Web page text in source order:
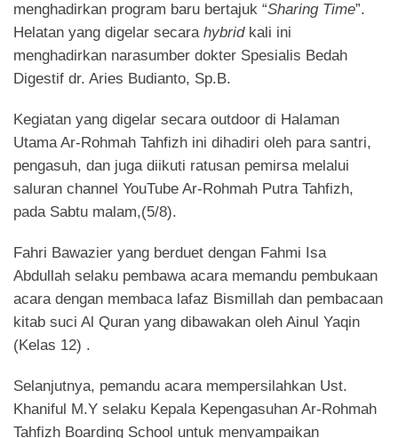
menghadirkan program baru bertajuk “Sharing Time”.
Helatan yang digelar secara hybridkali ini
menghadirkan narasumber dokter Spesialis Bedah
Digestif dr. Aries Budianto, Sp.B.
Kegiatan yang digelar secara outdoor di Halaman
Utama Ar-Rohmah Tahfizh ini dihadiri oleh para santri,
pengasuh, dan juga diikuti ratusan pemirsa melalui
saluran channel YouTube Ar-Rohmah Putra Tahfizh,
pada Sabtu malam,(5/8).
Fahri Bawazier yang berduet dengan Fahmi Isa
Abdullah selaku pembawa acara memandu pembukaan
acara dengan membaca lafaz Bismillah dan pembacaan
kitab suci Al Quran yang dibawakan oleh Ainul Yaqin
(Kelas 12) .
Selanjutnya, pemandu acara mempersilahkan Ust.
Khaniful M.Y selaku Kepala Kepengasuhan Ar-Rohmah
Tahfizh Boarding School untuk menyampaikan